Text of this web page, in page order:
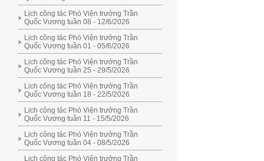
Lịch công tác Phó Viện trưởng Trần
Quốc Vương tuần 08 - 12/6/2026
Lịch công tác Phó Viện trưởng Trần
Quốc Vương tuần 01 - 05/6/2026
Lịch công tác Phó Viện trưởng Trần
Quốc Vương tuần 25 - 29/5/2026
Lịch công tác Phó Viện trưởng Trần
Quốc Vương tuần 18 - 22/5/2026
Lịch công tác Phó Viện trưởng Trần
Quốc Vương tuần 11 - 15/5/2026
Lịch công tác Phó Viện trưởng Trần
Quốc Vương tuần 04 - 08/5/2026
Lịch công tác Phó Viện trưởng Trần